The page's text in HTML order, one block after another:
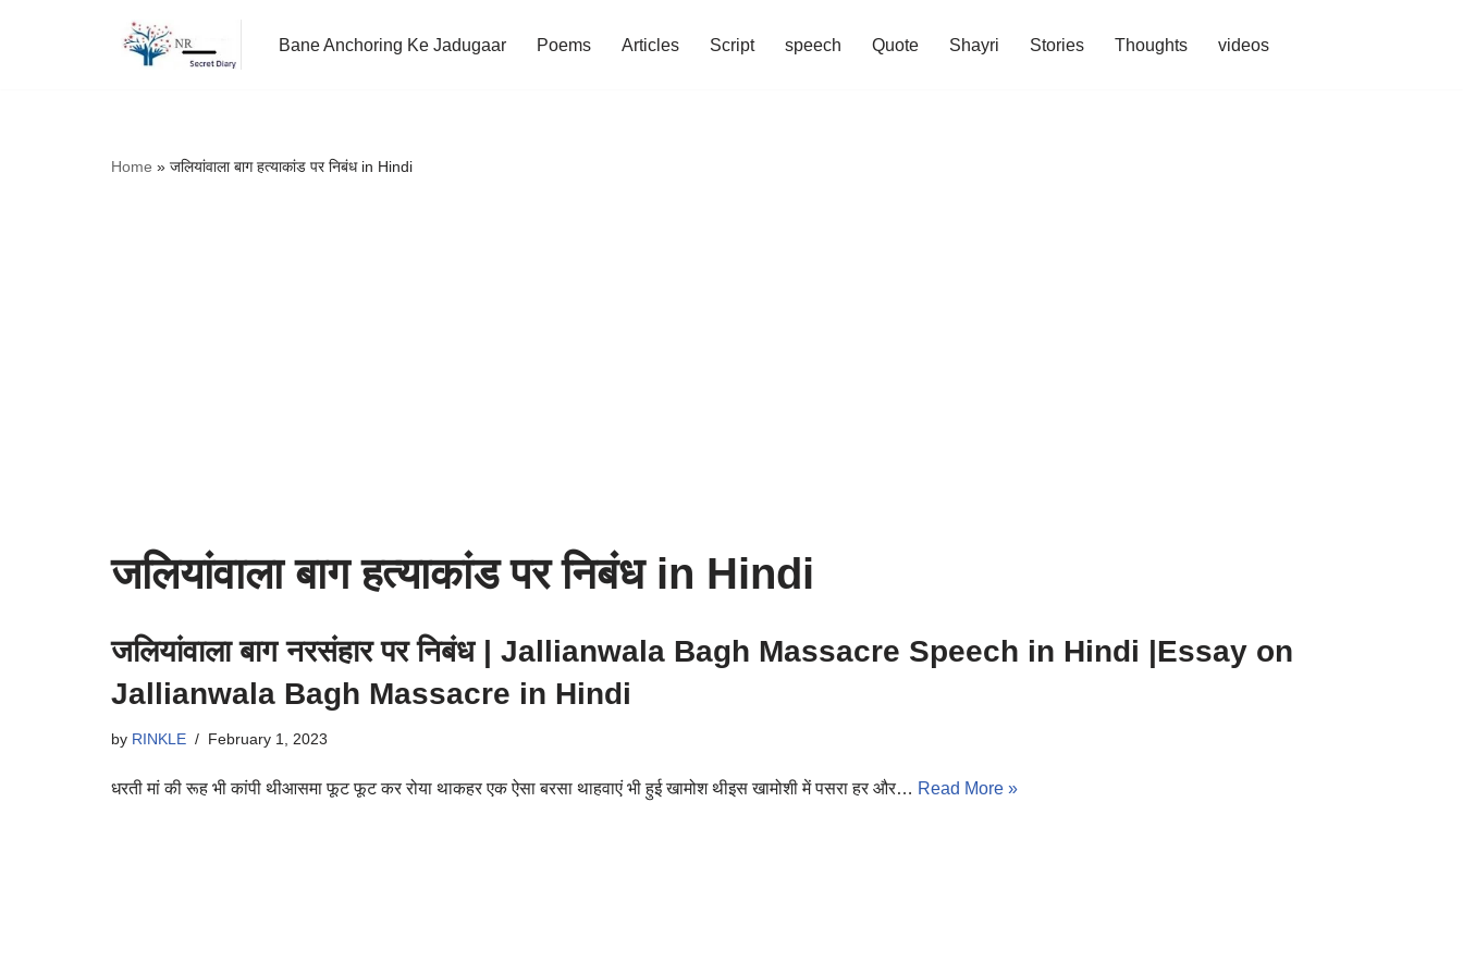
Bane Anchoring Ke Jadugaar Poems Articles Script speech Quote Shayri Stories Thoughts videos
Home » जलियांवाला बाग हत्याकांड पर निबंध in Hindi
जलियांवाला बाग हत्याकांड पर निबंध in Hindi
जलियांवाला बाग नरसंहार पर निबंध | Jallianwala Bagh Massacre Speech in Hindi |Essay on
Jallianwala Bagh Massacre in Hindi
by RINKLE February 1, 2023
धरती मां की रूह भी कांपी थीआसमा फूट फूट कर रोया थाकहर एक ऐसा बरसा थाहवाएं भी हुई खामोश थीइस खामोशी में पसरा हर और… Read More »